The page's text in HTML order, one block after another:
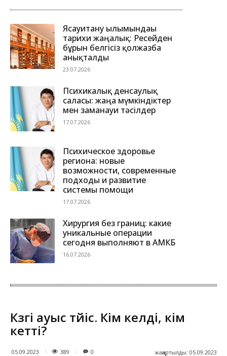
Ясауитану ғылымындағы
тарихи жаңалық: Ресейден
бұрын белгісіз қолжазба
анықталды
23.07.2026
Психикалық денсаулық
саласы: жаңа мүмкіндіктер
мен заманауи тәсілдер
17.07.2026
Психическое здоровье
региона: новые
возможности, современные
подходы и развитие
системы помощи
17.07.2026
Хирургия без границ: какие
уникальные операции
сегодня выполняют в АМКБ
16.07.2026